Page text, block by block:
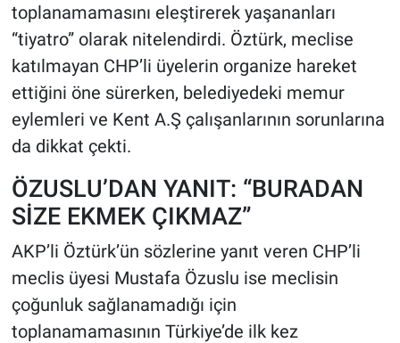
toplanamamasını eleştirerek yaşananları
“tiyatro” olarak nitelendirdi. Öztürk, meclise
katılmayan CHP’li üyelerin organize hareket
ettiğini öne sürerken, belediyedeki memur
eylemleri ve Kent A.Ş çalışanlarının sorunlarına
da dikkat çekti.
ÖZUSLU’DAN YANIT: “BURADAN
SİZE EKMEK ÇIKMAZ”
AKP’li Öztürk’ün sözlerine yanıt veren CHP’li
meclis üyesi Mustafa Özuslu ise meclisin
çoğunluk sağlanamadığı için
toplanamamasının Türkiye’de ilk kez